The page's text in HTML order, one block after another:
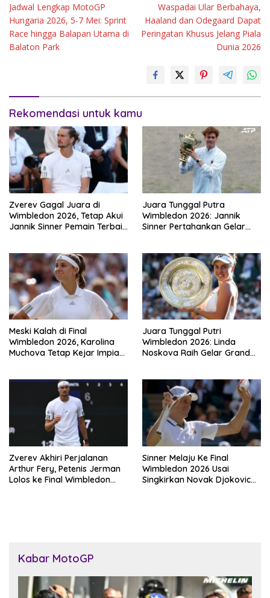
pos
Jadwal Lengkap MotoGP
Hungaria 2026, 5-7 Mei: Sprint
Race hingga Balapan Utama di
Balaton Park
Waspadai Ular Berbahaya,
Haaland dan Odegaard Dapat
Peringatan Khusus Jelang Piala
Dunia 2026
Rekomendasi untuk kamu
Zverev Gagal Juara di
Wimbledon 2026, Tetap Akui
Jannik Sinner Pemain Terbaik
Juara Tunggal Putra
Wimbledon 2026: Jannik
Sinner Pertahankan Gelar
Meski Kalah di Final
Wimbledon 2026, Karolina
Muchova Tetap Kejar Impian
Juara Tunggal Putri
Wimbledon 2026: Linda
Noskova Raih Gelar Grand
Zverev Akhiri Perjalanan
Arthur Fery, Petenis Jerman
Lolos ke Final Wimbledon
Sinner Melaju Ke Final
Wimbledon 2026 Usai
Singkirkan Novak Djokovic
Kabar MotoGP